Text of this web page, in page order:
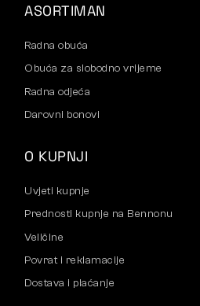
ASORTIMAN
Radna obuća
Obuća za slobodno vrijeme
Radna odjeća
Darovni bonovi
O KUPNJI
Uvjeti kupnje
Prednosti kupnje na Bennonu
Veličine
Povrat i reklamacije
Dostava i plaćanje